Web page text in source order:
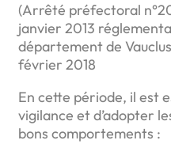
(Arrêté préfectoral
janvier 2013
département de
février 2018
En cette période, il est
vigilance et d’adopter
bons comportements :